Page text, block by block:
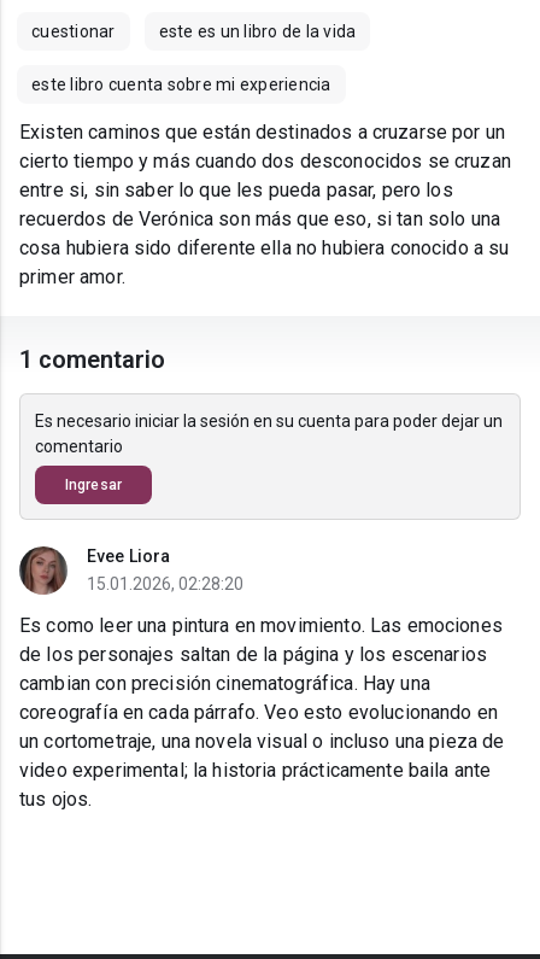
cuestionar este es un libro de la vida
este libro cuenta sobre mi experiencia
Existen caminos que están destinados a cruzarse por un
cierto tiempo y más cuando dos desconocidos se cruzan
entre si, sin saber lo que les pueda pasar, pero los
recuerdos de Verónica son más que eso, si tan solo una
cosa hubiera sido diferente ella no hubiera conocido a su
primer amor.
1 comentario
Es necesario iniciar la sesión en su cuenta para poder dejar un
comentario
Ingresar
Evee Liora
15.01.2026, 02:28:20
Es como leer una pintura en movimiento. Las emociones
de los personajes saltan de la página y los escenarios
cambian con precisión cinematográfica. Hay una
coreografía en cada párrafo. Veo esto evolucionando en
un cortometraje, una novela visual o incluso una pieza de
video experimental; la historia prácticamente baila ante
tus ojos.